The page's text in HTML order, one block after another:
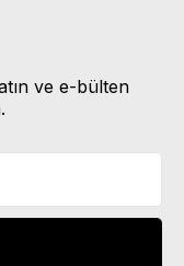
ve e-bülten